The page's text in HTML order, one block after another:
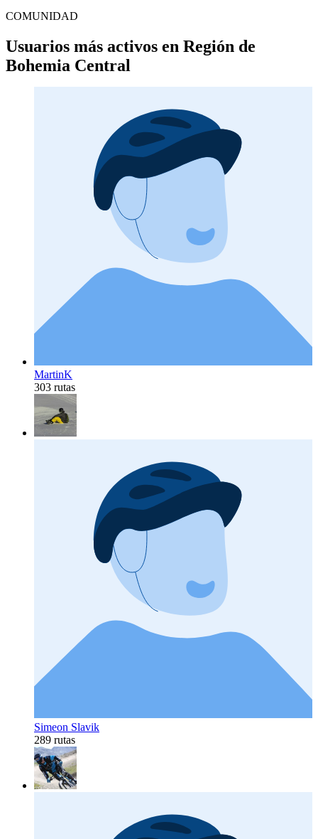
COMUNIDAD
Usuarios más activos en Región de
Bohemia Central
MartinK
303 rutas
Simeon Slavik
289 rutas